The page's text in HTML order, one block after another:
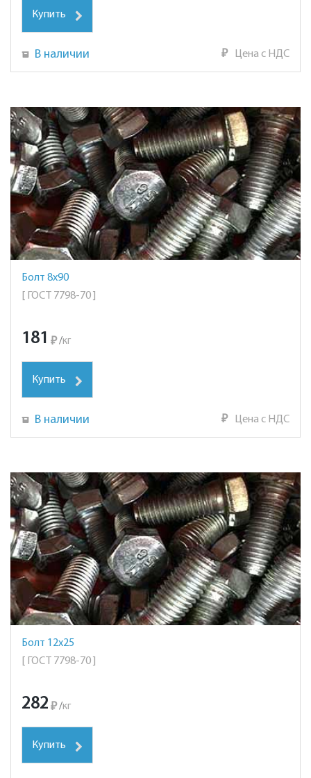
Купить
В наличии ₽ Цена с НДС
Болт 8х90
[ ГОСТ 7798-70 ]
181 ₽ /кг
Купить
В наличии ₽ Цена с НДС
Болт 12х25
[ ГОСТ 7798-70 ]
282 ₽ /кг
Купить